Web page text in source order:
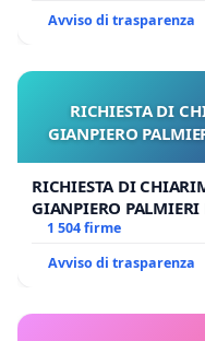
Avviso di trasparenza
RICHIESTA DI
GIANPIERO
RICHIESTA DI
GIANPIERO PALMIERI
1 504 firme
Avviso di trasparenza